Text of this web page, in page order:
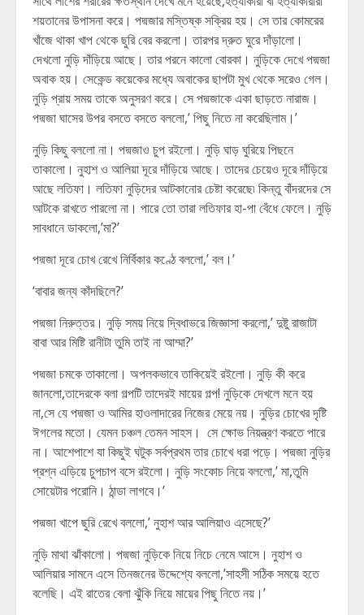
শয়তানের উপাসনা করে। পদ্মজার মস্তিষ্ক সক্রিয় হয়। সে তার কোমরের
খাঁজে থাকা খাপ থেকে ছুরি বের করলো। তারপর দ্রুত ঘুরে দাঁড়ালো।
দেখলো নুড়ি দাঁড়িয়ে আছে। তার পরনে কালো বোরকা। নুড়িকে দেখে পদ্মজা
অবাক হয়। সেকেন্ড কয়েকের মধ্যে অবাকের ছাপটা মুখ থেকে সরেও গেল।
নুড়ি প্রায় সময় তাকে অনুসরণ করে। সে পদ্মজাকে একা ছাড়তে নারাজ।
পদ্মজা ঘাসের উপর বসতে বসতে বললো,’ পিছু নিতে না করেছিলাম।’
নুড়ি কিছু বললো না। পদ্মজাও চুপ রইলো। নুড়ি ঘাড় ঘুরিয়ে পিছনে
তাকালো। নুহাশ ও আলিয়া দূরে দাঁড়িয়ে আছে। তাদের চেয়েও দূরে দাঁড়িয়ে
আছে লতিফা। লতিফা নুড়িদের আটকানোর চেষ্টা করেছে৷ কিন্তু বাঁদরদের সে
আটকে রাখতে পারলো না। পারে তো তারা লতিফার হা-পা বেঁধে ফেলে। নুড়ি
সাবধানে ডাকলো,’মা?’
পদ্মজা দূরে চোখ রেখে নির্বিকার কণ্ঠে বললো,’ বল।’
‘বাবার জন্য কাঁদছিলে?’
পদ্মজা নিরুত্তর। নুড়ি সময় নিয়ে দ্বিধাভরে জিজ্ঞাসা করলো,’ দুষ্টু রাজাটা
বাবা আর মিষ্টি রানীটা তুমি তাই না আম্মা?’
পদ্মজা চমকে তাকালো। অপলকভাবে তাকিয়েই রইলো। নুড়ি কী করে
জানলো,তাদেরকে বলা গল্পটি তাদেরই মায়ের গল্প! নুড়িকে দেখলে মনে হয়
না,সে যে পদ্মজা ও আমির হাওলাদারের নিজের মেয়ে নয়। নুড়ির চোখের দৃষ্টি
ঈগলের মতো। যেমন চঞ্চল তেমন সাহস। সে ক্ষোভ নিয়ন্ত্রণ করতে পারে
না। আশেপাশে যা কিছুই ঘটুক সর্বপ্রথম তার চোখে ধরা পড়ে। পদ্মজা নুড়ির
প্রশ্ন এড়িয়ে চুপচাপ বসে রইলো। নুড়ি সংকোচ নিয়ে বললো,’ মা,তুমি
সোয়েটার পরোনি। ঠান্ডা লাগবে।’
পদ্মজা খাপে ছুরি রেখে বললো,’ নুহাশ আর আলিয়াও এসেছে?’
নুড়ি মাথা ঝাঁকালো। পদ্মজা নুড়িকে নিয়ে নিচে নেমে আসে। নুহাশ ও
আলিয়ার সামনে এসে তিনজনের উদ্দেশ্যে বললো,’সাহসী সঠিক সময়ে হতে
বলেছি। এই রাতের বেলা ঝুঁকি নিয়ে মায়ের পিছু নিতে নয়।’